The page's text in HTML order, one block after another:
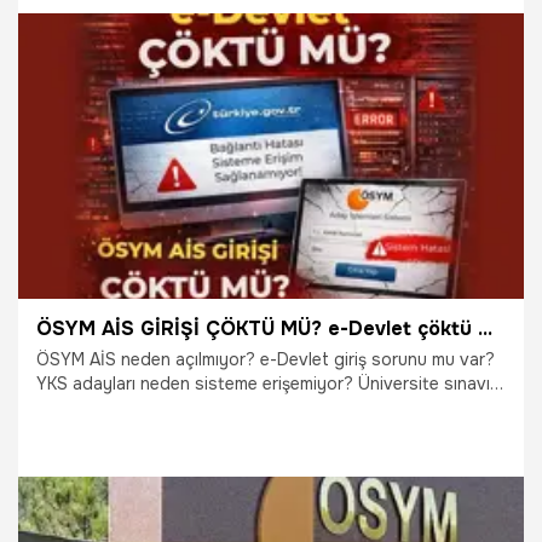
10.06.2026 Gündem
ÖSYM AİS GİRİŞİ ÇÖKTÜ MÜ? e-Devlet çöktü mü? Aday İşlemleri Sistemi’ne (AİS) neden girilmiyor? İşte son dakika gelişmeleri
ÖSYM AİS neden açılmıyor? e-Devlet giriş sorunu mu var?
YKS adayları neden sisteme erişemiyor? Üniversite sınavı
mü?”, “AİS giriş ekranı neden açılmıyor?” soruları en çok
araştırılan başlıklar arasına girdi. İşte AİS ve e - devlet
sistemlerine giriş hataları ve çözüm tavsiyeleri...